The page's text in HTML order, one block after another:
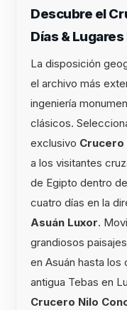
Descubre el
Días &
La disposición
el archivo más
ingeniería
clásicos.
exclusivo Crucero
a los visitantes
de Egipto dentro
cuatro días en la
Asuán Luxor.
grandiosos
en Asuán hasta
antigua Tebas en
Crucero Nilo